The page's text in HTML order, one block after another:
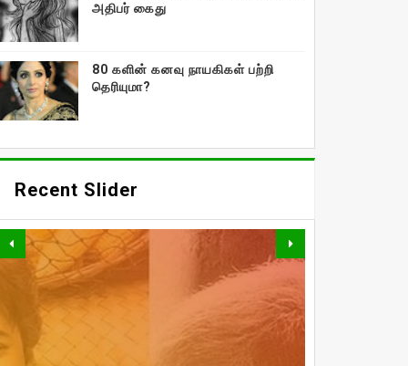
அதிபர் கைது
80 களின் கனவு நாயகிகள் பற்றி
தெரியுமா?
Recent Slider